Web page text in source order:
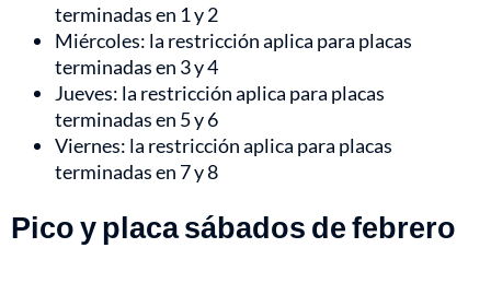
terminadas en 1 y 2
Miércoles: la restricción aplica para placas
terminadas en 3 y 4
Jueves: la restricción aplica para placas
terminadas en 5 y 6
Viernes: la restricción aplica para placas
terminadas en 7 y 8
Pico y placa sábados de febrero